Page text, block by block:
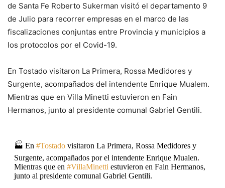
de Santa Fe Roberto Sukerman visitó el departamento 9
de Julio para recorrer empresas en el marco de las
fiscalizaciones conjuntas entre Provincia y municipios a
los protocolos por el Covid-19.
En Tostado visitaron La Primera, Rossa Medidores y
Surgente, acompañados del intendente Enrique Mualem.
Mientras que en Villa Minetti estuvieron en Fain
Hermanos, junto al presidente comunal Gabriel Gentili.
🏭 En #Tostadovisitaron La Primera, Rossa Medidores y
Surgente, acompañados por el intendente Enrique Mualen.
Mientras que en #VillaMinetti estuvieron en Fain Hermanos,
junto al presidente comunal Gabriel Gentili.